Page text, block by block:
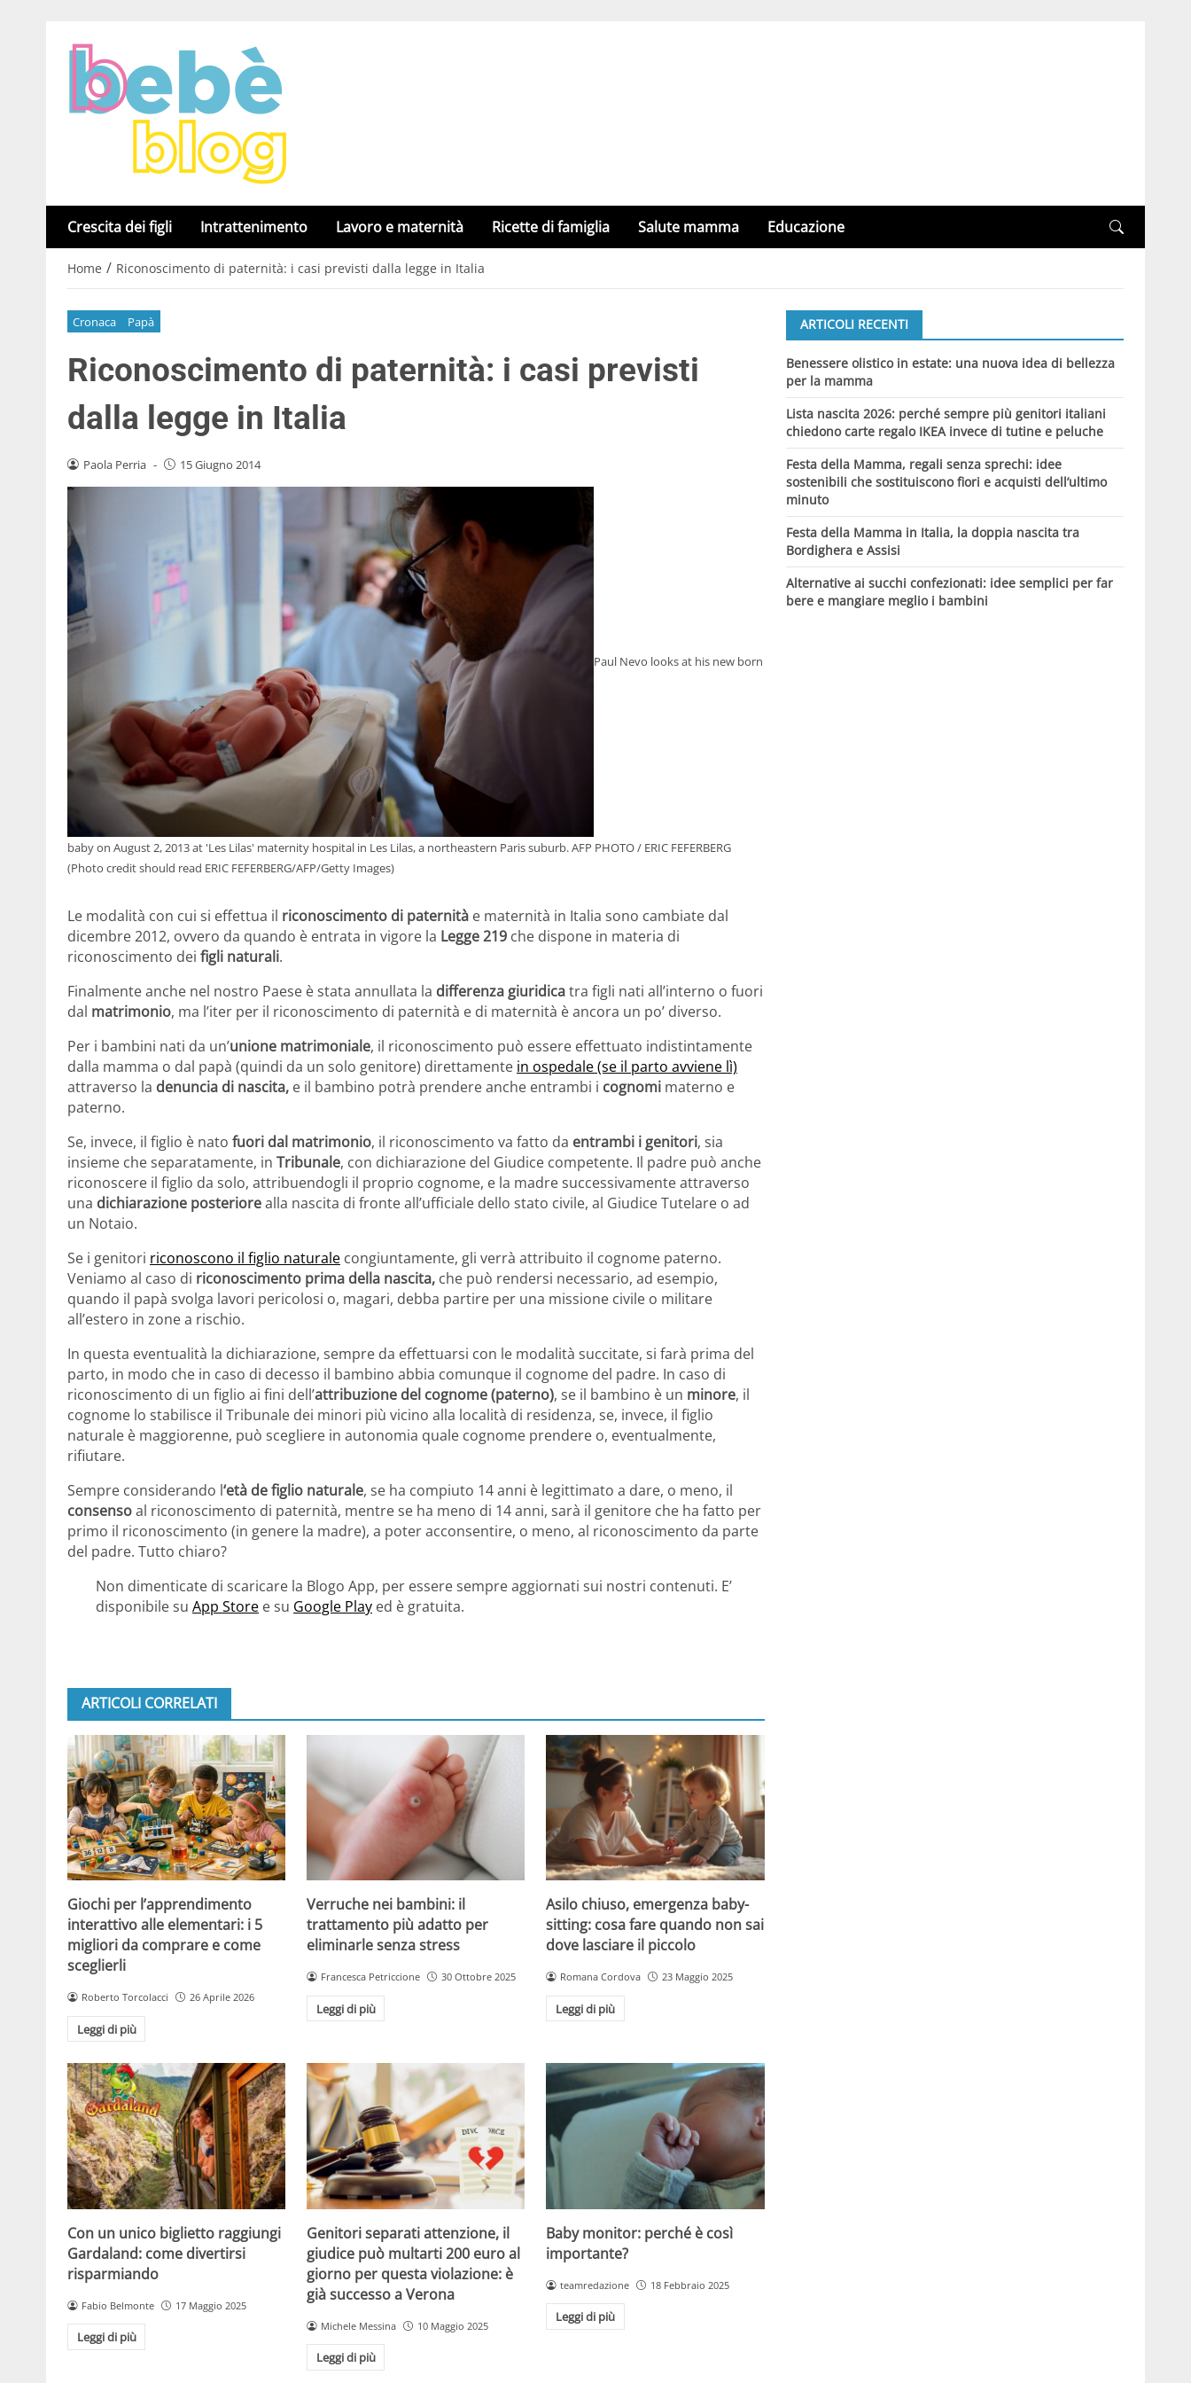
Crescita dei figli Intrattenimento Lavoro e maternità Ricette di famiglia Salute mamma Educazione
Home / Riconoscimento di paternità: i casi previsti dalla legge in Italia
Cronaca Papà
Riconoscimento di paternità: i casi previsti
dalla legge in Italia
Paola Perria - 15 Giugno 2014
Paul Nevo looks at his new born
baby on August 2, 2013 at 'Les Lilas' maternity hospital in Les Lilas, a northeastern Paris suburb. AFP PHOTO / ERIC FEFERBERG
(Photo credit should read ERIC FEFERBERG/AFP/Getty Images)
Le modalità con cui si effettua il riconoscimento di paternità e maternità in Italia sono cambiate dal
dicembre 2012, ovvero da quando è entrata in vigore la Legge 219 che dispone in materia di
riconoscimento dei figli naturali.
Finalmente anche nel nostro Paese è stata annullata la differenza giuridicatra figli nati all’interno o fuori
dal matrimonio, ma l’iter per il riconoscimento di paternità e di maternità è ancora un po’ diverso.
Per i bambini nati da un’unione matrimoniale, il riconoscimento può essere effettuato indistintamente
dalla mamma o dal papà (quindi da un solo genitore) direttamente in ospedale (se il parto avviene lì)
attraverso la denuncia di nascita, e il bambino potrà prendere anche entrambi i cognomi materno e
paterno.
Se, invece, il figlio è nato fuori dal matrimonio, il riconoscimento va fatto da entrambi i genitori, sia
insieme che separatamente, in Tribunale, con dichiarazione del Giudice competente. Il padre può anche
riconoscere il figlio da solo, attribuendogli il proprio cognome, e la madre successivamente attraverso
una dichiarazione posteriorealla nascita di fronte all’ufficiale dello stato civile, al Giudice Tutelare o ad
un Notaio.
Se i genitori riconoscono il figlio naturale congiuntamente, gli verrà attribuito il cognome paterno.
Veniamo al caso di riconoscimento prima della nascita, che può rendersi necessario, ad esempio,
quando il papà svolga lavori pericolosi o, magari, debba partire per una missione civile o militare
all’estero in zone a rischio.
In questa eventualità la dichiarazione, sempre da effettuarsi con le modalità succitate, si farà prima del
parto, in modo che in caso di decesso il bambino abbia comunque il cognome del padre. In caso di
riconoscimento di un figlio ai fini dell’attribuzione del cognome (paterno), se il bambino è un minore, il
cognome lo stabilisce il Tribunale dei minori più vicino alla località di residenza, se, invece, il figlio
naturale è maggiorenne, può scegliere in autonomia quale cognome prendere o, eventualmente,
rifiutare.
Sempre considerando l‘età de figlio naturale, se ha compiuto 14 anni è legittimato a dare, o meno, il
consensoal riconoscimento di paternità, mentre se ha meno di 14 anni, sarà il genitore che ha fatto per
primo il riconoscimento (in genere la madre), a poter acconsentire, o meno, al riconoscimento da parte
del padre. Tutto chiaro?
Non dimenticate di scaricare la Blogo App, per essere sempre aggiornati sui nostri contenuti. E’
disponibile su App Store e su Google Play ed è gratuita.
ARTICOLI CORRELATI
Giochi per l’apprendimento
interattivo alle elementari: i 5
migliori da comprare e come
sceglierli
Roberto Torcolacci 26 Aprile 2026
Leggi di più
Verruche nei bambini: il
trattamento più adatto per
eliminarle senza stress
Francesca Petriccione 30 Ottobre 2025
Leggi di più
Asilo chiuso, emergenza baby-
sitting: cosa fare quando non sai
dove lasciare il piccolo
Romana Cordova 23 Maggio 2025
Leggi di più
Con un unico biglietto raggiungi
Gardaland: come divertirsi
risparmiando
Fabio Belmonte 17 Maggio 2025
Leggi di più
Genitori separati attenzione, il
giudice può multarti 200 euro al
giorno per questa violazione: è
già successo a Verona
Michele Messina 10 Maggio 2025
Leggi di più
Baby monitor: perché è così
importante?
teamredazione 18 Febbraio 2025
Leggi di più
ARTICOLI RECENTI
Benessere olistico in estate: una nuova idea di bellezza
per la mamma
Lista nascita 2026: perché sempre più genitori italiani
chiedono carte regalo IKEA invece di tutine e peluche
Festa della Mamma, regali senza sprechi: idee
sostenibili che sostituiscono fiori e acquisti dell’ultimo
minuto
Festa della Mamma in Italia, la doppia nascita tra
Bordighera e Assisi
Alternative ai succhi confezionati: idee semplici per far
bere e mangiare meglio i bambini